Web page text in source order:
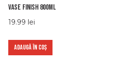
vase Finish 800ml
19.99 lei
ADAUGĂ ÎN COȘ